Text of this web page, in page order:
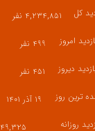
کل
۴,۲۳۴,۸۵۱ نفر
امروز
۴۹۹ نفر
دیروز
۴۵۱ نفر
ترین روز
۱۹ آذر ۱۴۰۱
روزانه
۴۹,۳۲۵ نفر